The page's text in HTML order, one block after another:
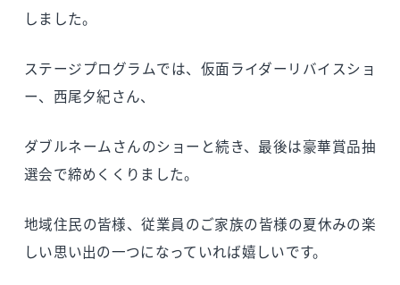
しました。
ステージプログラムでは、仮面ライダーリバイスショ
ー、西尾夕紀さん、
ダブルネームさんのショーと続き、最後は豪華賞品抽
選会で締めくくりました。
地域住民の皆様、従業員のご家族の皆様の夏休みの楽
しい思い出の一つになっていれば嬉しいです。